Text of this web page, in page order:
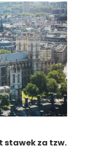
stawek za tzw.